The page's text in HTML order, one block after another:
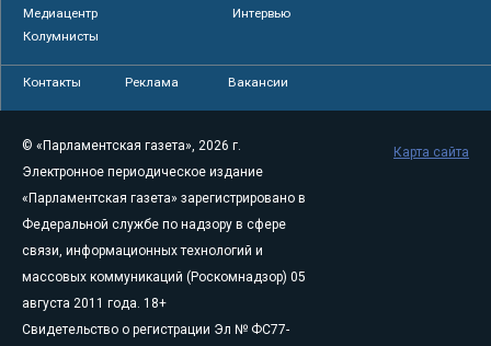
Медиацентр
Интервью
Колумнисты
Контакты Реклама Вакансии
© «Парламентская газета», 2026 г.
Электронное периодическое издание
«Парламентская газета» зарегистрировано в
Федеральной службе по надзору в сфере
связи, информационных технологий и
массовых коммуникаций (Роскомнадзор) 05
августа 2011 года. 18+
Свидетельство о регистрации Эл № ФС77-
Карта сайта